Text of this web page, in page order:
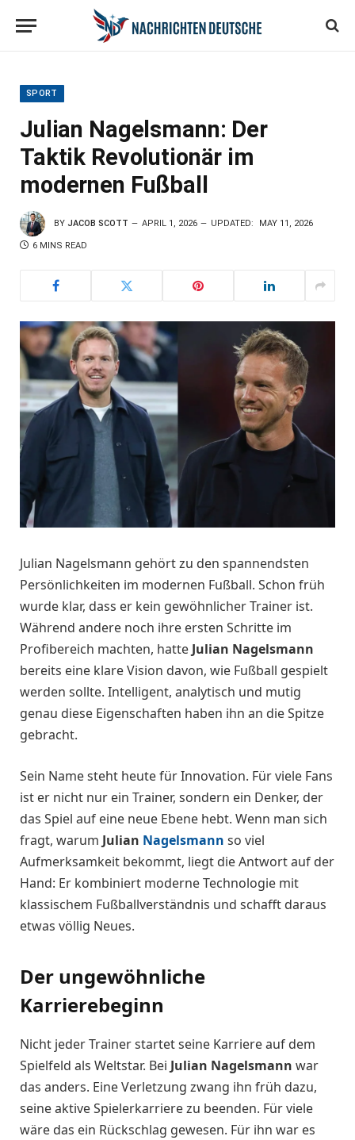
SPORT
Julian Nagelsmann: Der
Taktik Revolutionär im
modernen Fußball
BY JACOB SCOTT APRIL 1, 2026 UPDATED: MAY 11, 2026
6 MINS READ
Julian Nagelsmann gehört zu den spannendsten
Persönlichkeiten im modernen Fußball. Schon früh
wurde klar, dass er kein gewöhnlicher Trainer ist.
Während andere noch ihre ersten Schritte im
Profibereich machten, hatte Julian Nagelsmann
bereits eine klare Vision davon, wie Fußball gespielt
werden sollte. Intelligent, analytisch und mutig
genau diese Eigenschaften haben ihn an die Spitze
gebracht.
Sein Name steht heute für Innovation. Für viele Fans
ist er nicht nur ein Trainer, sondern ein Denker, der
das Spiel auf eine neue Ebene hebt. Wenn man sich
fragt, warum Julian Nagelsmann so viel
Aufmerksamkeit bekommt, liegt die Antwort auf der
Hand: Er kombiniert moderne Technologie mit
klassischem Fußballverständnis und schafft daraus
etwas völlig Neues.
Der ungewöhnliche
Karrierebeginn
Nicht jeder Trainer startet seine Karriere auf dem
Spielfeld als Weltstar. Bei Julian Nagelsmann war
das anders. Eine Verletzung zwang ihn früh dazu,
seine aktive Spielerkarriere zu beenden. Für viele
wäre das ein Rückschlag gewesen. Für ihn war es